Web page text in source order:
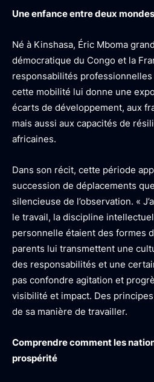
Une enfance entre deux mondes
Né à Kinshasa, Éric Mboma
démocratique du Congo et la
responsabilités
cette mobilité lui donne une
écarts de développement, aux
mais aussi aux capacités de
africaines.
Dans son récit, cette période
succession de déplacements
silencieuse de l’observation. «
le travail, la discipline
personnelle étaient des formes
parents lui transmettent une
des responsabilités et une
pas confondre agitation et
visibilité et impact. Des
de sa manière de travailler.
Comprendre comment les
prospérité